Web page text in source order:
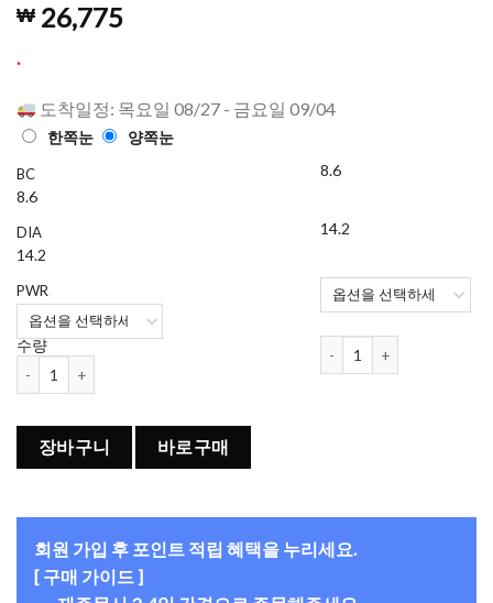
고객 평가
를 기준으
점에
₩ 26,775
.
도착일정: 목요일 08/27 - 금요일 09/04
한쪽눈 양쪽눈
BC
8.6
DIA
14.2
PWR
수량
8.6
14.2
장바구니 바로구매
회원 가입 후 포인트 적립 혜택을 누리세요.
[ 구매 가이드 ]